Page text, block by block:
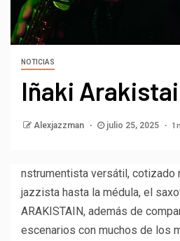
NOTICIAS
Iñaki
Alexjazzman julio 25, 2025 1
nstrumentista versátil, cotizado
jazzista hasta la médula, el
ARAKISTAIN, además de
escenarios con muchos de los